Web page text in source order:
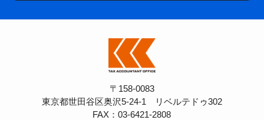
〒158-0083
東京都世田谷区奥沢5-24-1 リベルテドゥ302
FAX：03-6421-2808